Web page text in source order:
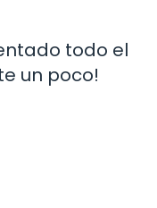
todo el
un poco!